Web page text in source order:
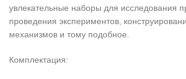
увлекательные наборы для исследования
проведения экспериментов,
механизмов и тому подобное.
Комплектация: